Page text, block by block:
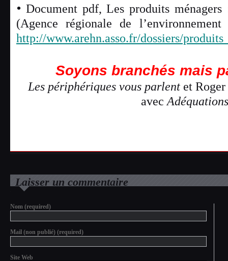
• Document pdf, Les produits
(Agence régionale de
http://www.arehn.asso.fr/dossiers/
Soyons branchés mais
Les périphériques vous parlent et
avec Adéquations
Laisser un commentaire
Nom (required)
Mail (non publié) (required)
Site Web